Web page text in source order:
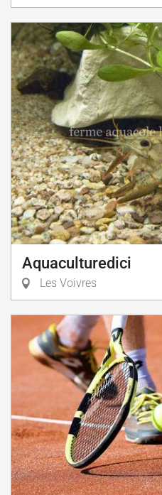
Aquaculturedici
Les Voivres